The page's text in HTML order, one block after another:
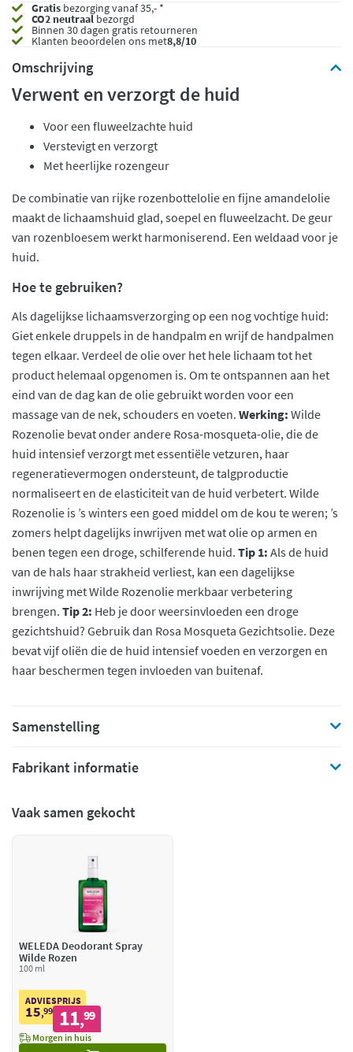
Gratis bezorging vanaf 35,- *
CO2 neutraalbezorgd
Binnen 30 dagen gratis retourneren
Klanten beoordelen ons met8,8/10
Omschrijving
Verwent en verzorgt de huid
Voor een fluweelzachte huid
Verstevigt en verzorgt
Met heerlijke rozengeur
De combinatie van rijke rozenbottelolie en fijne amandelolie
maakt de lichaamshuid glad, soepel en fluweelzacht. De geur
van rozenbloesem werkt harmoniserend. Een weldaad voor je
huid.
Hoe te gebruiken?
Als dagelijkse lichaamsverzorging op een nog vochtige huid:
Giet enkele druppels in de handpalm en wrijf de handpalmen
tegen elkaar. Verdeel de olie over het hele lichaam tot het
product helemaal opgenomen is. Om te ontspannen aan het
eind van de dag kan de olie gebruikt worden voor een
massage van de nek, schouders en voeten. Werking: Wilde
Rozenolie bevat onder andere Rosa-mosqueta-olie, die de
huid intensief verzorgt met essentiële vetzuren, haar
regeneratievermogen ondersteunt, de talgproductie
normaliseert en de elasticiteit van de huid verbetert. Wilde
Rozenolie is ’s winters een goed middel om de kou te weren; ’s
zomers helpt dagelijks inwrijven met wat olie op armen en
benen tegen een droge, schilferende huid. Tip 1: Als de huid
van de hals haar strakheid verliest, kan een dagelijkse
inwrijving met Wilde Rozenolie merkbaar verbetering
brengen. Tip 2: Heb je door weersinvloeden een droge
gezichtshuid? Gebruik dan Rosa Mosqueta Gezichtsolie. Deze
bevat vijf oliën die de huid intensief voeden en verzorgen en
haar beschermen tegen invloeden van buitenaf.
Samenstelling
Fabrikant informatie
Vaak samen gekocht
WELEDA Deodorant Spray
Wilde Rozen
100 ml
ADVIESPRIJS
15,99 11,99
Morgen in huis